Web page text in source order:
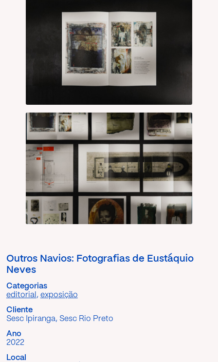
Outros Navios: Fotografias de Eustáquio
Neves
Categorias
editorial , exposição
Cliente
Sesc Ipiranga, Sesc Rio Preto
Ano
2022
Local